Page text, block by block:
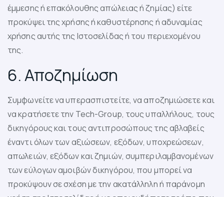
έμμεσης ή επακόλουθης απώλειας ή ζημίας) είτε
προκύψει της χρήσης ή καθυστέρησης ή αδυναμίας
χρήσης αυτής της Ιστοσελίδας ή του περιεχομένου
της.
6. Αποζημίωση
Συμφωνείτε να υπερασπιστείτε, να αποζημιώσετε και
να κρατήσετε την Tech-Group, τους υπαλλήλους, τους
δικηγόρους και τους αντιπροσώπους της αβλαβείς
έναντι όλων των αξιώσεων, εξόδων, υποχρεώσεων,
απωλειών, εξόδων και ζημιών, συμπεριλαμβανομένων
των εύλογων αμοιβών δικηγόρου, που μπορεί να
προκύψουν σε σχέση με την ακατάλληλη ή παράνομη